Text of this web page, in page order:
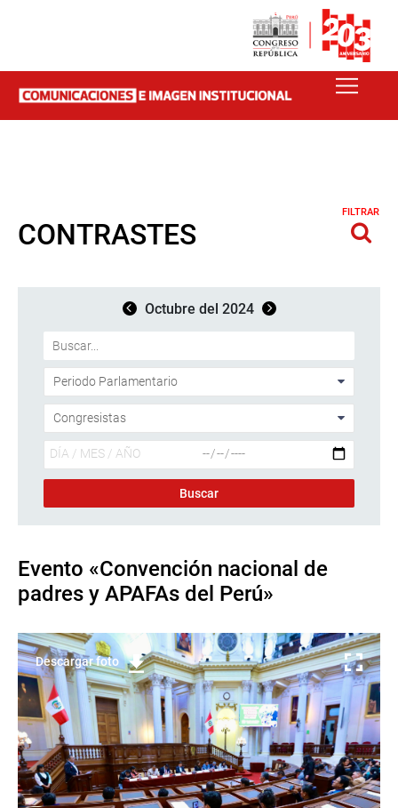
CONTRASTES
FILTRAR
Octubre del 2024
Evento «Convención nacional de
padres y APAFAs del Perú»
Descargar foto